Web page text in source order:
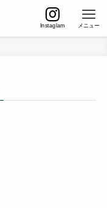
Instaglam メニュー